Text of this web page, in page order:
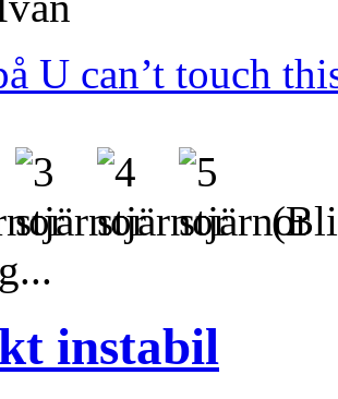
U can’t touch
(Bli
instabil